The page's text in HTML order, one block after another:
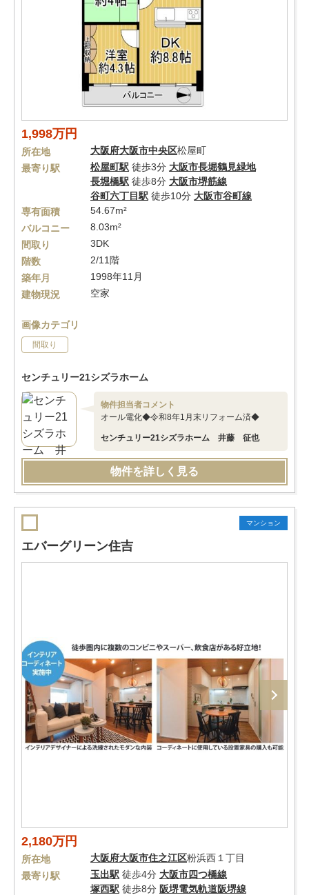
1,998万円
所在地 大阪府大阪市中央区松屋町
最寄り駅
松屋町駅 徒歩3分 大阪市長堀鶴見緑地
長堀橋駅 徒歩8分 大阪市堺筋線
谷町六丁目駅 徒歩10分 大阪市谷町線
専有面積
54.67m²
バルコニー
8.03m²
間取り
3DK
階数
2/11階
築年月
1998年11月
建物現況
空家
画像カテゴリ
間取り
センチュリー21シズラホーム
物件担当者コメント
オール電化◆令和8年1月末リフォーム済◆
センチュリー21シズラホーム 井藤 征也
物件を詳しく見る
マンション
エバーグリーン住吉
2,180万円
所在地 大阪府大阪市住之江区粉浜西１丁目
最寄り駅
玉出駅 徒歩4分 大阪市四つ橋線
塚西駅 徒歩8分 阪堺電気軌道阪堺線